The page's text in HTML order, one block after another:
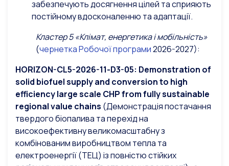
забезпечують досягнення цілей та сприяють
постійному вдосконаленню та адаптації.
Кластер 5 «Клімат, енергетика і мобільність»
(чернетка Робочої програми2026-2027):
HORIZON-CL5-2026-11-D3-05: Demonstration of
solid biofuelsupplyand conversionto high
efficiencylargescale CHPfromfullysustainable
regionalvalue chains (Демонстрація постачання
твердого біопалива та перехід на
високоефективну великомасштабну з
комбінованим виробництвом тепла та
електроенергії (ТЕЦ) із повністю стійких